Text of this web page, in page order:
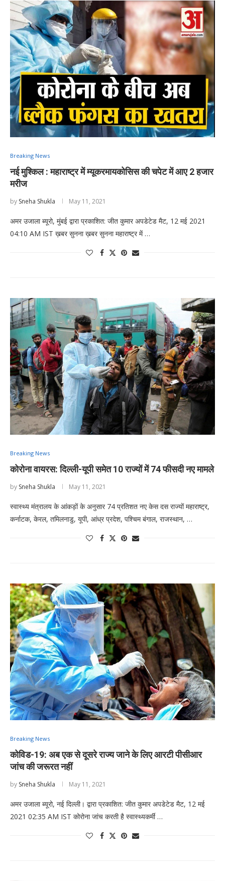
Breaking News
नई मुश्किल : महाराष्ट्र में म्यूकरमायकोसिस की चपेट में आए 2 हजार
मरीज
by Sneha Shukla May 11, 2021
अमर उजाला ब्यूरो, मुंबई द्वारा प्रकाशित: जीत कुमार अपडेटेड मैट, 12 मई 2021
04:10 AM IST ख़बर सुनना ख़बर सुनना महाराष्ट्र में …
Breaking News
कोरोना वायरस: दिल्ली-यूपी समेत 10 राज्यों में 74 फीसदी नए मामले
by Sneha Shukla May 11, 2021
स्वास्थ्य मंत्रालय के आंकड़ों के अनुसार 74 प्रतिशत नए केस दस राज्यों महाराष्ट्र,
कर्नाटक, केरल, तमिलनाडु, यूपी, आंध्र प्रदेश, पश्चिम बंगाल, राजस्थान, …
Breaking News
कोविड-19: अब एक से दूसरे राज्य जाने के लिए आरटी पीसीआर
जांच की जरूरत नहीं
by Sneha Shukla May 11, 2021
अमर उजाला ब्यूरो, नई दिल्ली। द्वारा प्रकाशित: जीत कुमार अपडेटेड मैट, 12 मई
2021 02:35 AM IST कोरोना जांच करती है स्वास्थ्यकर्मी …